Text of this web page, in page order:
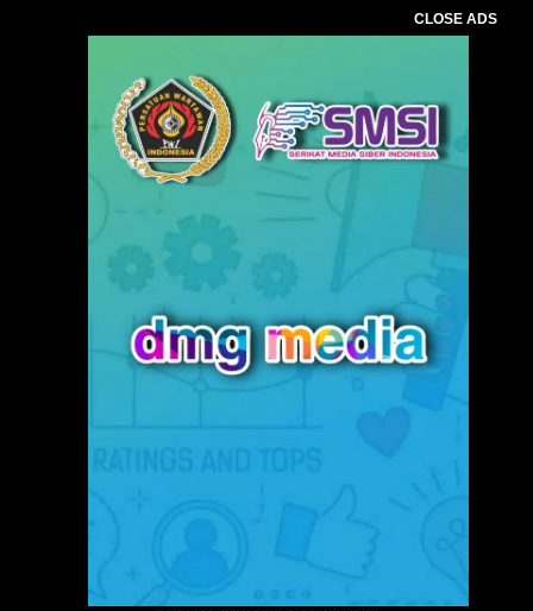
CLOSE ADS